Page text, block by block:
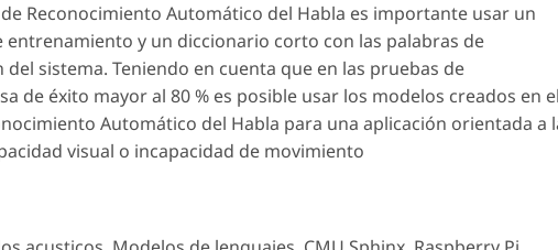
Reconocimiento Automático del Habla es importante usar un
y un diccionario corto con las palabras de
sistema. Teniendo en cuenta que en las pruebas de
de éxito mayor al 80 % es posible usar los modelos creados en
Automático del Habla para una aplicación orientada a
visual o incapacidad de movimiento